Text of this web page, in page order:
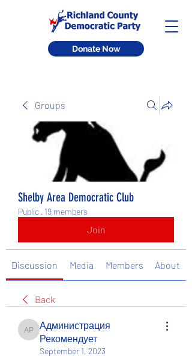
Donate Now
Groups
Shelby Area Democratic Club
Public · 19 members
Join
Discussion Media Members About
Back
Администрация Рекомендует
Администрация
Рекомендует
September 1, 2023